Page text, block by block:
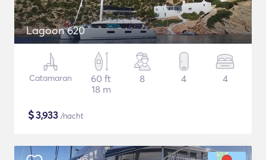
Lagoon 620
Catamaran
60 ft
18 m
8 4 4
$3,933 /nacht